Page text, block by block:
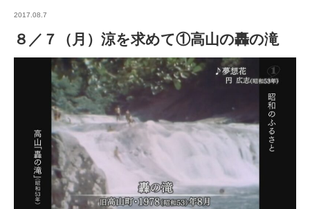
2017.08.7
８／７（月）涼を求めて①高山の轟の滝